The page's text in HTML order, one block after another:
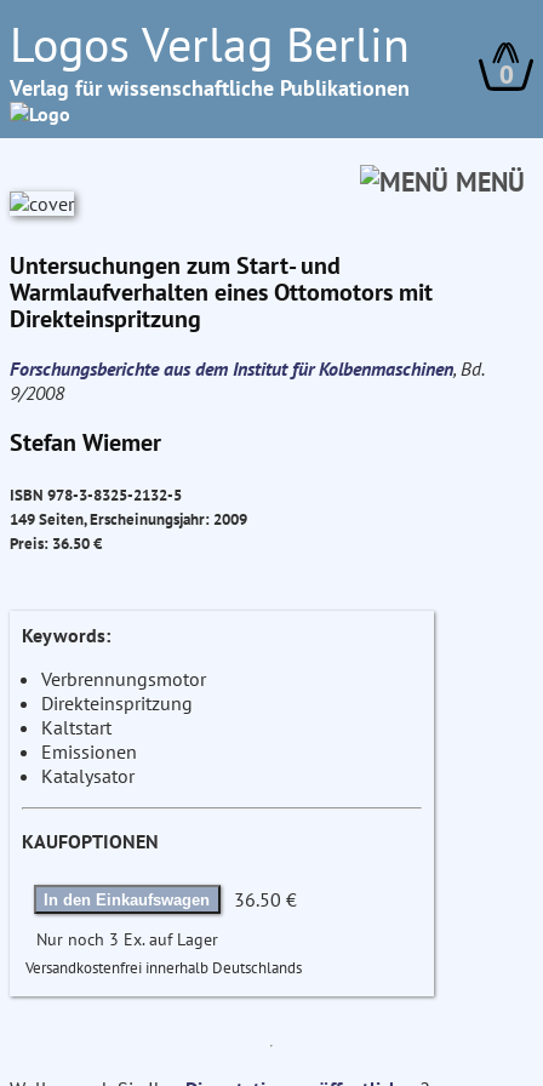
Logos Verlag Berlin
Verlag für wissenschaftliche Publikationen 0
MENÜ
Untersuchungen zum Start- und
Warmlaufverhalten eines Ottomotors mit
Direkteinspritzung
Forschungsberichte aus dem Institut für Kolbenmaschinen, Bd.
9/2008
Stefan Wiemer
ISBN 978-3-8325-2132-5
149 Seiten, Erscheinungsjahr: 2009
Preis: 36.50 €
Keywords:
Verbrennungsmotor
Direkteinspritzung
Kaltstart
Emissionen
Katalysator
KAUFOPTIONEN
In den Einkaufswagen 36.50 €
Nur noch 3 Ex. auf Lager
Versandkostenfrei innerhalb Deutschlands